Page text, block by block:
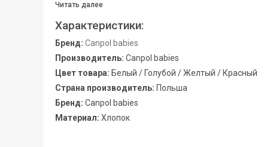
Читать далее
Характеристики:
Бренд: Canpol babies
Производитель: Canpol babies
Цвет товара: Белый / Голубой / Желтый / Красный
Страна производитель: Польша
Бренд: Canpol babies
Материал: Хлопок